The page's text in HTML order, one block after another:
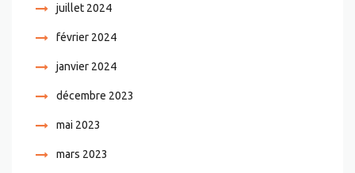
juillet 2024
février 2024
janvier 2024
décembre 2023
mai 2023
mars 2023